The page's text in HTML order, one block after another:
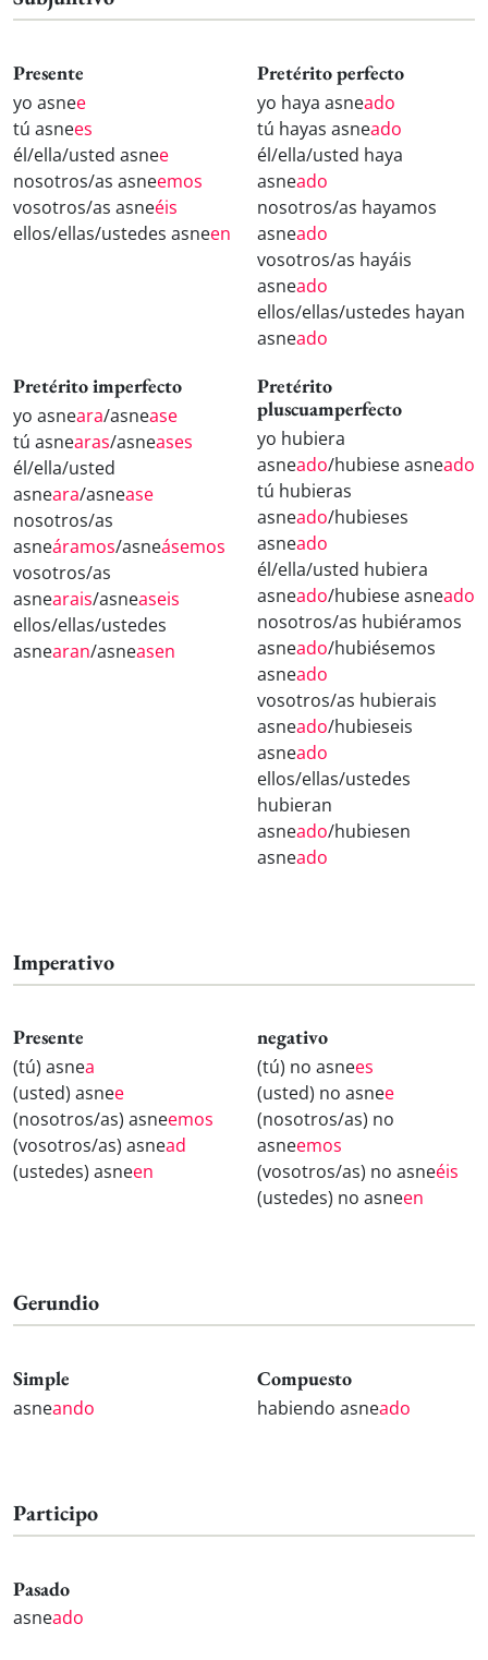
Presente
yo asnee
tú asnees
él/ella/usted asnee
nosotros/as asneemos
vosotros/as asneéis
ellos/ellas/ustedes asneen
Pretérito perfecto
yo haya asneado
tú hayas asneado
él/ella/usted haya
asneado
nosotros/as hayamos
asneado
vosotros/as hayáis
asneado
ellos/ellas/ustedes hayan
asneado
Pretérito imperfecto
yo asneara/asnease
tú asnearas/asneases
él/ella/usted
asneara/asnease
nosotros/as
asneáramos/asneásemos
vosotros/as
asnearais/asneaseis
ellos/ellas/ustedes
asnearan/asneasen
Pretérito
pluscuamperfecto
yo hubiera
asneado/hubiese asneado
tú hubieras
asneado/hubieses
asneado
él/ella/usted hubiera
asneado/hubiese asneado
nosotros/as hubiéramos
asneado/hubiésemos
asneado
vosotros/as hubierais
asneado/hubieseis
asneado
ellos/ellas/ustedes
hubieran
asneado/hubiesen
asneado
Imperativo
Presente
(tú) asnea
(usted) asnee
(nosotros/as) asneemos
(vosotros/as) asnead
(ustedes) asneen
negativo
(tú) no asnees
(usted) no asnee
(nosotros/as) no
asneemos
(vosotros/as) no asneéis
(ustedes) no asneen
Gerundio
Simple
asneando
Compuesto
habiendo asneado
Participo
Pasado
asneado